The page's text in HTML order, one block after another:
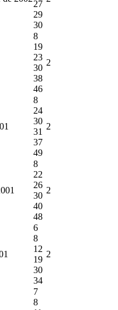
27
29
30
8
19
23
30
38
46
2
8
24
30
31
37
49
2
8
22
26
30
40
48
2
6
8
12
19
30
34
2
7
8